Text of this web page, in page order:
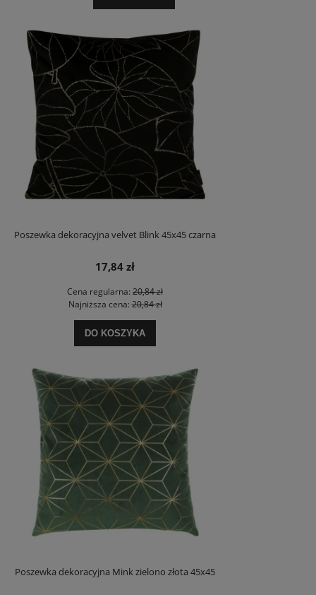
Poszewka dekoracyjna velvet Blink 45x45 czarna
17,84 zł
Cena regularna: 20,84 zł
Najniższa cena:20,84 zł
DO KOSZYKA
Poszewka dekoracyjna Mink zielono złota 45x45